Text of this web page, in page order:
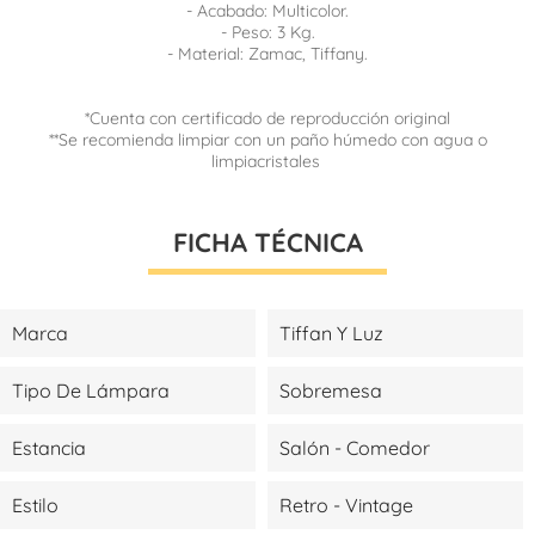
- Acabado: Multicolor.
- Peso: 3 Kg.
- Material: Zamac, Tiffany.
*Cuenta con certificado de reproducción original
**Se recomienda limpiar con un paño húmedo con agua o
limpiacristales
FICHA TÉCNICA
Marca Tiffan Y Luz
Tipo De Lámpara Sobremesa
Estancia Salón - Comedor
Estilo Retro - Vintage